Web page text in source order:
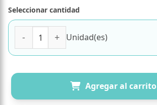
Seleccionar cantidad
Unidad(es)
Agregar al carrito